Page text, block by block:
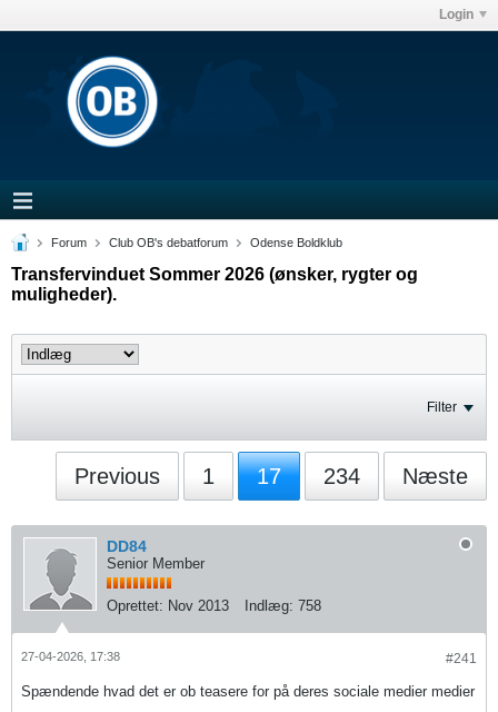
Login
Forum Club OB's debatforum Odense Boldklub
Transfervinduet Sommer 2026 (ønsker, rygter og
muligheder).
Filter
Previous 1 17 234 Næste
DD84
Senior Member
Oprettet: Nov 2013 Indlæg: 758
#241
27-04-2026, 17:38
Spændende hvad det er ob teasere for på deres sociale medier medier